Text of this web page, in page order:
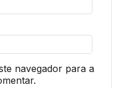
navegador para a